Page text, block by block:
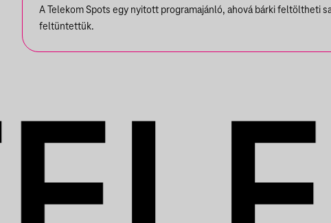
A Telekom Spots egy nyitott programajánló, ahová bárki feltöltheti
feltüntettük.